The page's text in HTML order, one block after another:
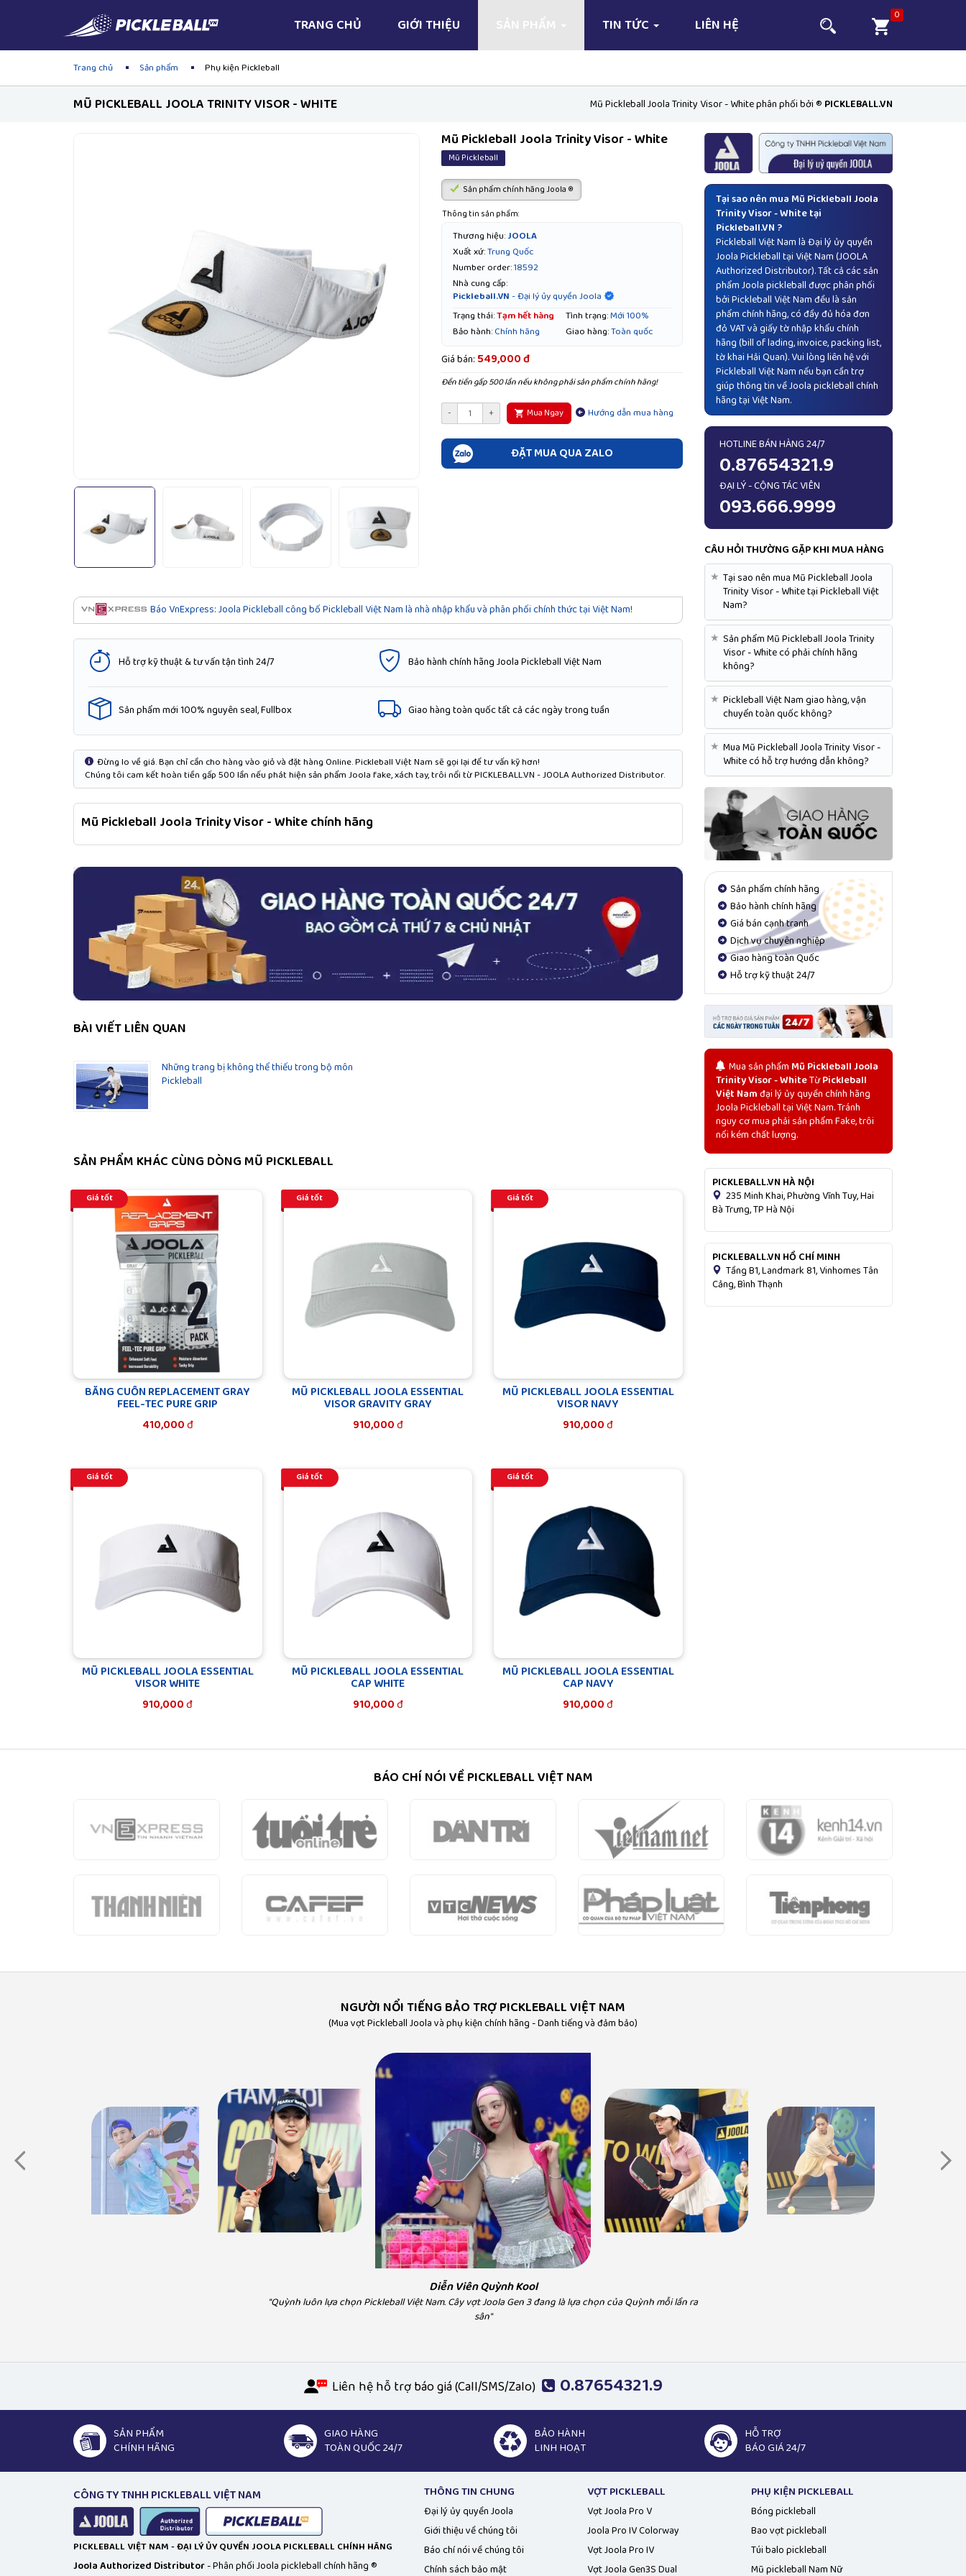
TRANG CHỦ GIỚI THIỆU SẢN PHẨM TIN TỨC LIÊN HỆ
0
Trang chủ Sản phẩm Phụ kiện Pickleball
MŨ PICKLEBALL JOOLA TRINITY VISOR - WHITE Mũ Pickleball Joola Trinity Visor - White phân phối bởi ® PICKLEBALL.VN
Mũ Pickleball Joola Trinity Visor - White
Mũ Pickleball
Sản phẩm chính hãng Joola ®
Thông tin sản phẩm:
Thương hiệu:JOOLA
Xuất xứ:Trung Quốc
Number order:18592
Nhà cung cấp:
Pickleball.VN- Đại lý ủy quyền Joola
Trạng thái:Tạm hết hàng Tình trạng:Mới 100%
Bảo hành:Chính hãng Giao hàng:Toàn quốc
Giá bán: 549,000 đ
Đền tiền gấp 500 lần nếu không phải sản phẩm chính hãng!
- + Mua Ngay Hướng dẫn mua hàng
ĐẶT MUA QUA ZALO
Báo VnExpress: Joola Pickleball công bố Pickleball Việt Nam là nhà nhập khẩu và phân phối chính thức tại Việt Nam!
Hỗ trợ kỹ thuật & tư vấn tận tình 24/7 Bảo hành chính hãng Joola Pickleball Việt Nam
Sản phẩm mới 100% nguyên seal, Fullbox Giao hàng toàn quốc tất cả các ngày trong tuần
Đừng lo về giá. Bạn chỉ cần cho hàng vào giỏ và đặt hàng Online. Pickleball Việt Nam sẽ gọi lại để tư vấn kỹ hơn!
Chúng tôi cam kết hoàn tiền gấp 500 lần nếu phát hiện sản phẩm Joola fake, xách tay, trôi nổi từ PICKLEBALL.VN - JOOLA Authorized Distributor.
Mũ Pickleball Joola Trinity Visor - White chính hãng
BÀI VIẾT LIÊN QUAN
Những trang bị không thể thiếu trong bộ môn
Pickleball
SẢN PHẨM KHÁC CÙNG DÒNG MŨ PICKLEBALL
Giá tốt
BĂNG CUỐN REPLACEMENT GRAY
FEEL-TEC PURE GRIP
410,000đ
Giá tốt
MŨ PICKLEBALL JOOLA ESSENTIAL
VISOR GRAVITY GRAY
910,000đ
Giá tốt
MŨ PICKLEBALL JOOLA ESSENTIAL
VISOR NAVY
910,000đ
Giá tốt
MŨ PICKLEBALL JOOLA ESSENTIAL
VISOR WHITE
910,000đ
Giá tốt
MŨ PICKLEBALL JOOLA ESSENTIAL
CAP WHITE
910,000đ
Giá tốt
MŨ PICKLEBALL JOOLA ESSENTIAL
CAP NAVY
910,000đ
Tại sao nên mua Mũ Pickleball Joola
Trinity Visor - White tại
Pickleball.VN ?
Pickleball Việt Nam là Đại lý ủy quyền
Joola Pickleballtại Việt Nam (JOOLA
Authorized Distributor). Tất cả các sản
phẩm Joola pickleball được phân phối
bởi Pickleball Việt Nam đều là sản
phẩm chính hãng, có đầy đủ hóa đơn
đỏ VAT và giấy tờ nhập khẩu chính
hãng (bill of lading, invoice, packing list,
tờ khai Hải Quan). Vui lòng liên hệ với
Pickleball Việt Nam nếu bạn cần trợ
giúp thông tin về Joola pickleball chính
hãng tại Việt Nam.
HOTLINE BÁN HÀNG 24/7
0.87654321.9
ĐẠI LÝ - CỘNG TÁC VIÊN
093.666.9999
CÂU HỎI THƯỜNG GẶP KHI MUA HÀNG
★ Tại sao nên mua Mũ Pickleball Joola
Trinity Visor - White tại Pickleball Việt
Nam?
★ Sản phẩm Mũ Pickleball Joola Trinity
Visor - White có phải chính hãng
không?
★ Pickleball Việt Nam giao hàng, vận
chuyển toàn quốc không?
★ Mua Mũ Pickleball Joola Trinity Visor -
White có hỗ trợ hướng dẫn không?
Sản phẩm chính hãng
Bảo hành chính hãng
Giá bán cạnh tranh
Dịch vụ chuyên nghiệp
Giao hàng toàn Quốc
Hỗ trợ kỹ thuật 24/7
Mua sản phẩm Mũ Pickleball Joola
Trinity Visor - WhiteTừPickleball
Việt Namđại lý ủy quyền chính hãng
Joola Pickleball tại Việt Nam. Tránh
nguy cơ mua phải sản phẩm Fake, trôi
nổi kém chất lượng.
PICKLEBALL.VN HÀ NỘI
235 Minh Khai, Phường Vĩnh Tuy, Hai
Bà Trưng, TP Hà Nội
PICKLEBALL.VN HỒ CHÍ MINH
Tầng B1, Landmark 81, Vinhomes Tân
Cảng, Bình Thạnh
BÁO CHÍ NÓI VỀ PICKLEBALL VIỆT NAM
NGƯỜI NỔI TIẾNG BẢO TRỢ PICKLEBALL VIỆT NAM
(Mua vợt Pickleball Joola và phụ kiện chính hãng - Danh tiếng và đảm bảo)
"Mua vợt Pickleball và phụ kiện tại Pickleball Việt Nam rất yên tâm vì
Diễn Viên Quỳnh Kool
"Quỳnh luôn lựa chọn Pickleball Việt Nam. Cây vợt Joola Gen 3 đang là lựa chọn của Quỳnh mỗi lần ra
sân"
"Hà Myo lựa chọn Pickleball Việt Nam khi sử dụng đồ pickleball, đơn
DV Hà Hương - Vai Nguyệt phía trước là
Liên hệ hỗ trợ báo giá (Call/SMS/Zalo) 0.87654321.9
SẢN PHẨM
CHÍNH HÃNG
GIAO HÀNG
TOÀN QUỐC 24/7
BẢO HÀNH
LINH HOẠT
HỖ TRỢ
BÁO GIÁ 24/7
CÔNG TY TNHH PICKLEBALL VIỆT NAM
PICKLEBALL VIỆT NAM - ĐẠI LÝ ỦY QUYỀN JOOLA PICKLEBALL CHÍNH HÃNG
Joola Authorized Distributor- Phân phối Joola pickleball chính hãng ®
THÔNG TIN CHUNG
Đại lý ủy quyền Joola
Giới thiệu về chúng tôi
Báo chí nói về chúng tôi
Chính sách bảo mật
VỢT PICKLEBALL
Vợt Joola Pro V
Joola Pro IV Colorway
Vợt Joola Pro IV
Vợt Joola Gen3S Dual
PHỤ KIỆN PICKLEBALL
Bóng pickleball
Bao vợt pickleball
Túi balo pickleball
Mũ pickleball Nam Nữ